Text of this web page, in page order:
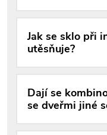
Jak se sklo při
utěsňuje?
Dají se
se dveřmi jiné